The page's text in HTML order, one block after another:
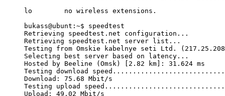
lo        no wireless extensions.
bukass@ubunt:~$ speedtest
Retrieving speedtest.net configuration...
Retrieving speedtest.net server list...
Testing from Omskie kabelnye seti Ltd.
Selecting best server based on latency...
Hosted by Beeline (Omsk) [2.82 km]: 31.624 ms
Testing download
Download: 75.68 Mbit/s
Testing upload
Upload: 49.02 Mbit/s